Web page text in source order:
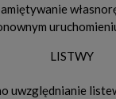
LISTWY
uwzględnianie